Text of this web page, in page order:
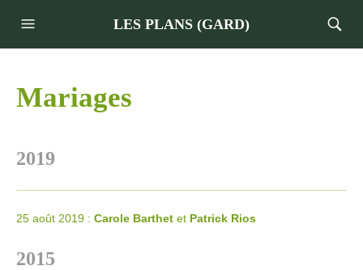
LES PLANS (GARD)
Mariages
2019
25 août 2019 : Carole Barthet et Patrick Rios
2015